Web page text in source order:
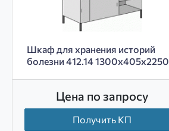
Шкаф для хранения историй
болезни 412.14 1300х405х2250
Цена по запросу
Получить КП